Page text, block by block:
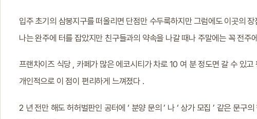
입주 초기의 삼봉지구를 떠올리면 단점만 수두룩하지만 그럼에도 이곳의
나는 완주에 터를 잡았지만 친구들과의 약속을 나갈 때나 주말에는 꼭 전주
프랜차이즈 식당 , 카페가 많은 에코시티가 차로 10 여 분 정도면 갈 수 있
개인적으로 이 점이 편리하게 느껴졌다 .
2 년 전만 해도 허허벌판인 공터에 ‘ 분양 문의 ’ 나 ‘ 상가 모집 ’ 같은 문구